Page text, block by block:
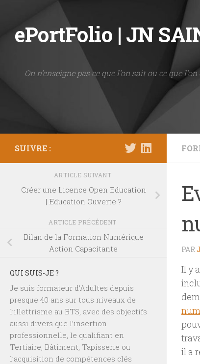
Skip to content
ePortFolio | JN
On n'enseigne pas ce que l'on sait ou ce que
PAR
Il y
il a
SUIVRE :
ARTICLE SUIVANT
Créer une Licence Open Education
| Education Ouverte ?
ARTICLE PRÉCÉDENT
Bilan de la Formation Numérique
Action Capacitante
QUI SUIS-JE ?
Je suis formateur d’Adultes depuis
presque 40 ans sur tous niveaux de
l’illettrisme au BTS, avec des objectifs
aussi divers que l’insertion
professionnelle, le qualifiant en
Tertiaire, Bâtiment, Tapisserie ou
l’acquisition de compétences clés